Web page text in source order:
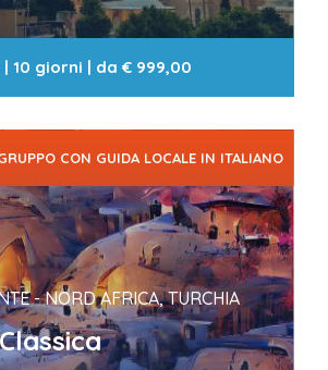
|10 giorni | da€ 999,00
CON GUIDA LOCALE IN ITALIANO
- NORD AFRICA, TURCHIA